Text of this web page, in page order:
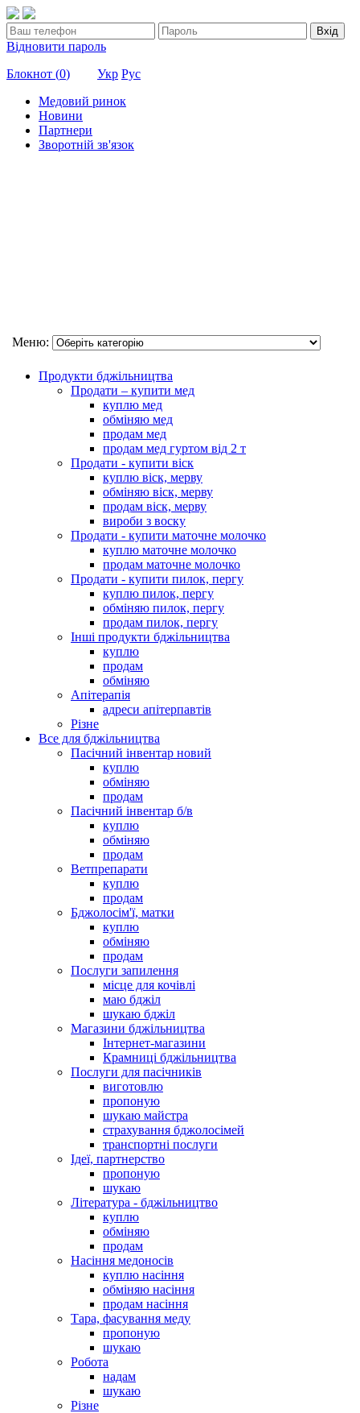
Вхід
Відновити пароль
Блокнот (0) Укр Рус
Медовий ринок
Новини
Партнери
Зворотній зв'язок
Меню:
Продукти бджільництва
Продати – купити мед
куплю мед
обміняю мед
продам мед
продам мед гуртом від 2 т
Продати - купити віск
куплю віск, мерву
обміняю віск, мерву
продам віск, мерву
вироби з воску
Продати - купити маточне молочко
куплю маточне молочко
продам маточне молочко
Продати - купити пилок, пергу
куплю пилок, пергу
обміняю пилок, пергу
продам пилок, пергу
Інші продукти бджільництва
куплю
продам
обміняю
Апітерапія
адреси апітерпавтів
Різне
Все для бджільництва
Пасічний інвентар новий
куплю
обміняю
продам
Пасічний інвентар б/в
куплю
обміняю
продам
Ветпрепарати
куплю
продам
Бджолосім'ї, матки
куплю
обміняю
продам
Послуги запилення
місце для кочівлі
маю бджіл
шукаю бджіл
Магазини бджільництва
Інтернет-магазини
Крамниці бджільництва
Послуги для пасічників
виготовлю
пропоную
шукаю майстра
страхування бджолосімей
транспортні послуги
Ідеї, партнерство
пропоную
шукаю
Література - бджільництво
куплю
обміняю
продам
Насіння медоносів
куплю насіння
обміняю насіння
продам насіння
Тара, фасування меду
пропоную
шукаю
Робота
надам
шукаю
Різне